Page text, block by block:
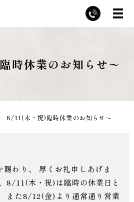
時休業のお知らせ〜
8/11(木・祝)臨時休業のお知らせ〜
わり、 厚くお礼申しあげま
8/11(木・祝)は臨時の休業日と
また8/12(金)より通常通り営業